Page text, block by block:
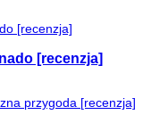
[recenzja]